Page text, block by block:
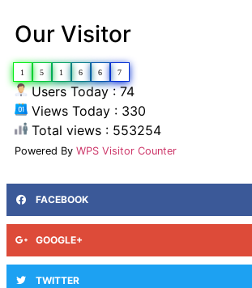
Our Visitor
1 5 1 6 6 7
Users Today : 74
Views Today : 330
Total views : 553254
Powered By WPS Visitor Counter
FACEBOOK
GOOGLE+
TWITTER